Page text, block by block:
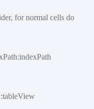
for normal cells do